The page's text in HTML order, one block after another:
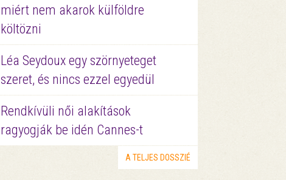
miért nem akarok külföldre
költözni
Léa Seydoux egy szörnyeteget
szeret, és nincs ezzel egyedül
Rendkívüli női alakítások
ragyogják be idén Cannes-t
A TELJES DOSSZIÉ